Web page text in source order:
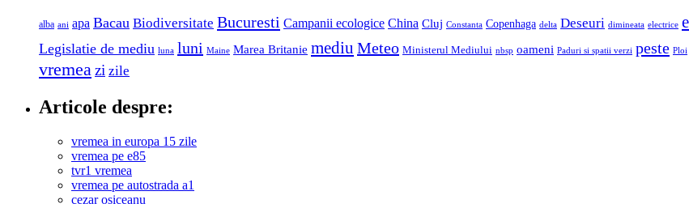
alba ani apa Bacau Biodiversitate Bucuresti Campanii ecologice China Cluj Constanta Copenhaga delta Deseuri dimineata electrice
Legislatie de mediu luna luni Maine Marea Britanie mediu Meteo Ministerul Mediului nbsp oameni Paduri si spatii verzi peste Ploi
vremeazi zile
Articole despre:
vremea in europa 15 zile
vremea pe e85
tvr1 vremea
vremea pe autostrada a1
cezar osiceanu